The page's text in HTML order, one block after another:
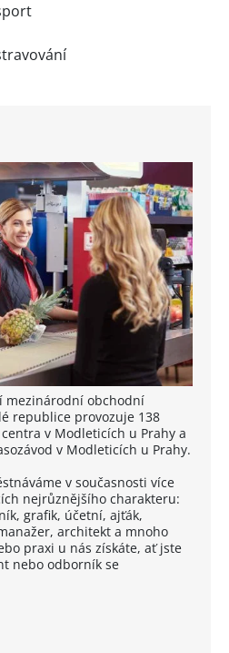
mezinárodní obchodní
republice provozuje 138
v Modleticích u Prahy a
v Modleticích u Prahy.
v současnosti více
nejrůznějšího charakteru:
grafik, účetní, ajťák,
architekt a mnoho
praxi u nás získáte, ať jste
nebo odborník se